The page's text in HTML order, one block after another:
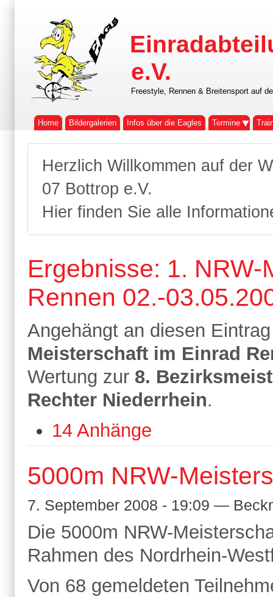
e.V.
Freestyle, Rennen & Breitensport auf
Home Bildergalerien Infos über die Eagles Termine
Herzlich Willkommen auf der
07 Bottrop e.V.
Hier finden Sie alle
Ergebnisse: 1.
Rennen 02.-
Angehängt an diesen
Meisterschaft im Einrad
Wertung zur 8.
Rechter Niederrhein.
14 Anhänge
5000m NRW-
7. September 2008 - 19:09 —
Die 5000m NRW-
Rahmen des Nordrhein-
Von 68 gemeldeten